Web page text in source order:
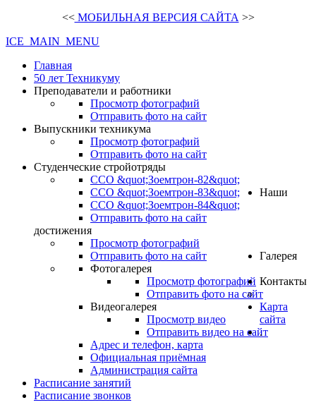
<<МОБИЛЬНАЯ ВЕРСИЯ САЙТА >>
ICE_MAIN_MENU
Главная
50 лет Техникуму
Преподаватели и работники
Просмотр фотографий
Отправить фото на сайт
Выпускники техникума
Просмотр фотографий
Отправить фото на сайт
Студенческие стройотряды
ССО &quot;Зоемтрон-82&quot;
ССО &quot;Зоемтрон-83&quot;
ССО &quot;Зоемтрон-84&quot;
Отправить фото на сайт
Наши
достижения
Просмотр фотографий
Отправить фото на сайт
Галерея
Фотогалерея
Просмотр фотографий
Отправить фото на сайт
Видеогалерея
Просмотр видео
Отправить видео на сайт
Контакты
Адрес и телефон, карта
Официальная приёмная
Администрация сайта
Карта
сайта
.
Расписание занятий
Расписание звонков